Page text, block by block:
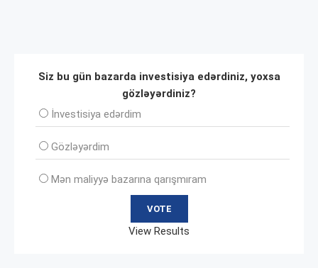
Siz bu gün bazarda investisiya edərdiniz, yoxsa
gözləyərdiniz?
İnvеstisiya edərdim
Gözləyərdim
Mən maliyyə bazarına qarışmıram
View Results